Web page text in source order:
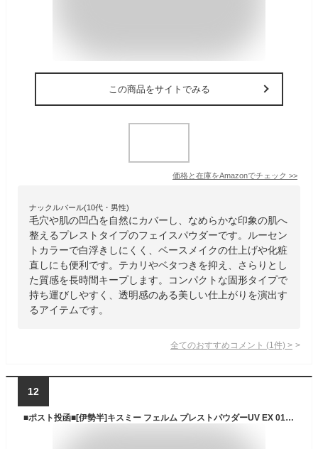
この商品をサイトでみる
価格と在庫をAmazonでチェック >>
ナックルバール(10代・男性)
毛穴や肌の凹凸を自然にカバーし、なめらかな印象の肌へ
整えるプレストタイプのフェイスパウダーです。ルーセン
トカラーで白浮きしにくく、ベースメイクの仕上げや化粧
直しにも便利です。テカリやベタつきを抑え、さらりとし
た質感を長時間キープします。コンパクトな固形タイプで
持ち運びしやすく、透明感のある美しい仕上がりを演出す
るアイテムです。
全てのおすすめコメント (1 件) >
12
■ポスト投函■[伊勢半]キスミー フェルム プレストパウダーUV EX 01 ルーセント 6g